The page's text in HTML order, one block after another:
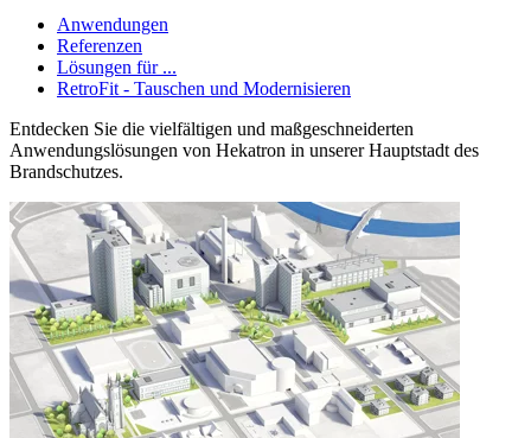
Anwendungen
Referenzen
Lösungen für ...
RetroFit - Tauschen und Modernisieren
Entdecken Sie die vielfältigen und maßgeschneiderten
Anwendungslösungen von Hekatron in unserer Hauptstadt des
Brandschutzes.